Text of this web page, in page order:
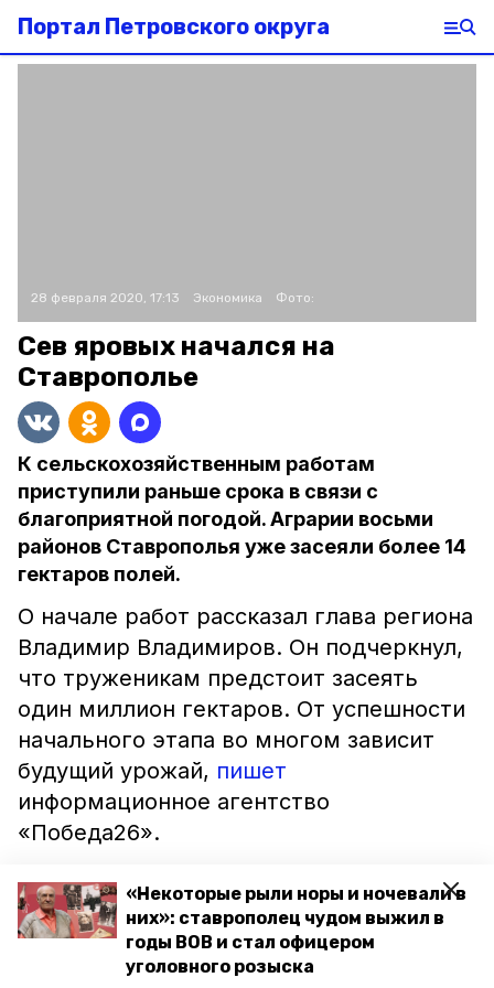
«Некоторые рыли норы и ночевали в
них»: ставрополец чудом выжил в
годы ВОВ и стал офицером
уголовного розыска
Портал Петровского округа
28 февраля 2020, 17:13 Экономика Фото:
Сев яровых начался на
Ставрополье
К сельскохозяйственным работам
приступили раньше срока в связи с
благоприятной погодой. Аграрии восьми
районов Ставрополья уже засеяли более 14
гектаров полей.
О начале работ рассказал глава региона
Владимир Владимиров. Он подчеркнул,
что труженикам предстоит засеять
один миллион гектаров. От успешности
начального этапа во многом зависит
будущий урожай, пишет
информационное агентство
«Победа26».
При этом глава Ставрополья Владимир
Владимиров посоветовал аграриям
страховать посевы на тот случай, если
они пострадают от непогоды.